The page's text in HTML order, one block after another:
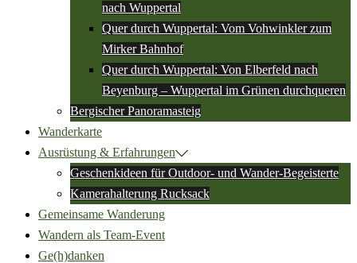
nach Wuppertal
Quer durch Wuppertal: Vom Vohwinkler zum
Mirker Bahnhof
Quer durch Wuppertal: Von Elberfeld nach
Beyenburg – Wuppertal im Grünen durchqueren
Bergischer Panoramasteig
Wanderkarte
Ausrüstung & Erfahrungen
Geschenkideen für Outdoor- und Wander-Begeisterte
Kamerahalterung Rucksack
Gemeinsame Wanderung
Wandern als Team-Event
Ge(h)danken